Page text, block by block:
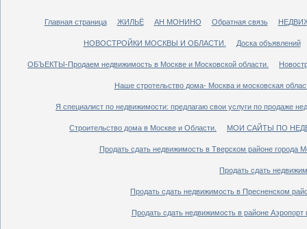
Главная страница ЖИЛЬЁ АН МОНИНО Обратная связь
НОВОСТРОЙКИ МОСКВЫ И ОБЛАСТИ. Доска объявлений
ОБЪЕКТЫ-Продаем недвижимость в Москве и Московской области.
Наше стротельство дома- Москва и московская
Я специалист по недвижимости: предлагаю свои услуги по продаже
Строительство дома в Москве и Области. МОИ САЙТЫ ПО
Продать сдать недвижимость в Тверском районе города
Продать сдать
Продать сдать недвижимость в Пресненском
Продать сдать недвижимость в районе